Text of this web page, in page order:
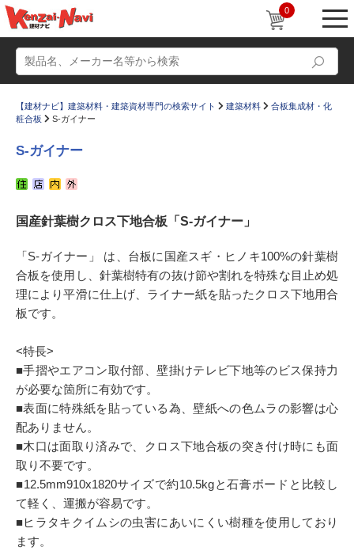
0
かたなび コラム
すまいリング 設計士インタビュー
Q＆A 販売・施工代理店募集
お気に入り
【建材ナビ】建築材料・建築資材専門の検索サイト 建築材料
合板集成材・化
粧合板
S-ガイナー
S-ガイナー
国産針葉樹クロス下地合板「S-ガイナー」
「S-ガイナー」 は、台板に国産スギ・ヒノキ100%の針葉樹
合板を使用し、針葉樹特有の抜け節や割れを特殊な目止め処
理により平滑に仕上げ、ライナー紙を貼ったクロス下地用合
板です。
<特長>
■手摺やエアコン取付部、壁掛けテレビ下地等のビス保持力
が必要な箇所に有効です。
■表面に特殊紙を貼っている為、壁紙への色ムラの影響は心
配ありません。
■木口は面取り済みで、クロス下地合板の突き付け時にも面
取り不要です。
■12.5mm910x1820サイズで約10.5kgと石膏ボードと比較し
て軽く、運搬が容易です。
■ヒラタキクイムシの虫害にあいにくい樹種を使用しており
ます。